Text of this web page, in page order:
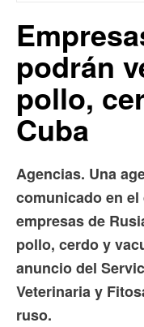
podrán
pollo,
Cuba
Agencias. Una
comunicado en
empresas de
pollo, cerdo y
anuncio del
Veterinaria y
ruso.